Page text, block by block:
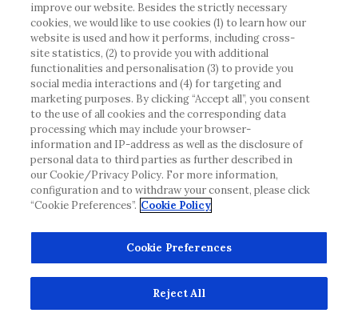
eventuellt inte uppfyller någon gällande rättslig
process, förordning, registrering eller användning i
landet där du bor.
Roche har inte alltid möjlighet att kvalitetssäkra
andras inlägg, men kommer att ta bort vilseledande
eller olämpliga inlägg i möjligaste mån. Vi har inget
ansvar för innehållet på externa webbplatser som
det länkas till. Kopiering av material från denna
webbplats för användning någon annanstans är inte
tillåtet utan överenskommelse. Webbplatsen säljer
biverkningar eller produktklagomål. Kontakta
kundtjänst för att rapportera en händelse.
improve our website. Besides the strictly necessary
cookies, we would like to use cookies (1) to learn how our
website is used and how it performs, including cross-
site statistics, (2) to provide you with additional
functionalities and personalisation (3) to provide you
social media interactions and (4) for targeting and
marketing purposes. By clicking “Accept all”, you consent
to the use of all cookies and the corresponding data
processing which may include your browser-
information and IP-address as well as the disclosure of
personal data to third parties as further described in
our Cookie/Privacy Policy. For more information,
configuration and to withdraw your consent, please click
“Cookie Preferences”. Cookie Policy
Cookie Preferences
Reject All